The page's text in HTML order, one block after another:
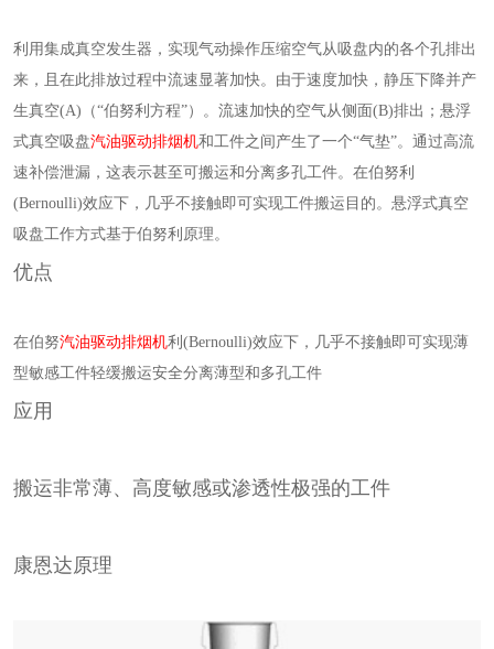
利用集成真空发生器，实现气动操作压缩空气从吸盘内的各个孔排出
来，且在此排放过程中流速显著加快。由于速度加快，静压下降并产
生真空(A)（“伯努利方程”）。流速加快的空气从侧面(B)排出；悬浮
式真空吸盘汽油驱动排烟机和工件之间产生了一个“气垫”。通过高流
速补偿泄漏，这表示甚至可搬运和分离多孔工件。在伯努利
(Bernoulli)效应下，几乎不接触即可实现工件搬运目的。悬浮式真空
吸盘工作方式基于伯努利原理。
优点
在伯努汽油驱动排烟机利(Bernoulli)效应下，几乎不接触即可实现薄
型敏感工件轻缓搬运安全分离薄型和多孔工件
应用
搬运非常薄、高度敏感或渗透性极强的工件
康恩达原理